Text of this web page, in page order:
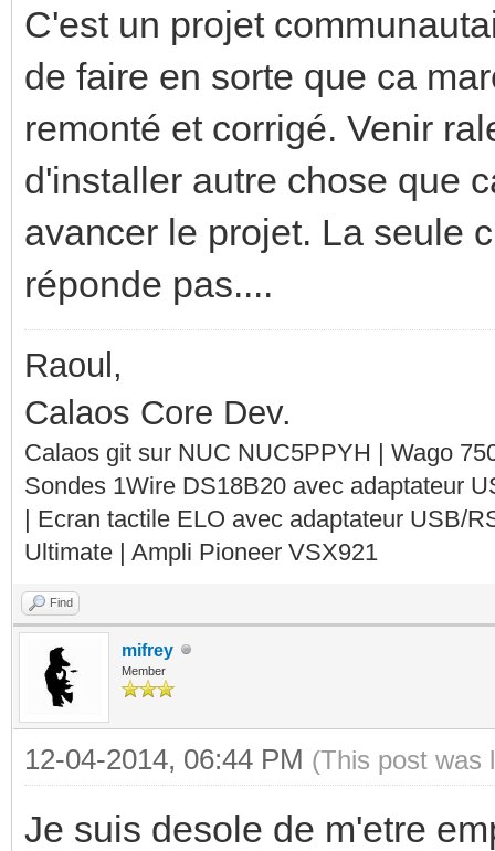
C'est un projet
de faire en sorte que ca
remonté et corrigé. Venir
d'installer autre chose que
avancer le projet. La seule
réponde pas....
Raoul,
Calaos Core Dev.
Calaos git sur NUC NUC5PPYH | Wago
Sondes 1Wire DS18B20 avec adaptateur
| Ecran tactile ELO avec adaptateur USB/
Ultimate | Ampli Pioneer VSX921
Find
mifrey
Member
12-04-2014, 06:44 PM (This post was
Je suis desole de m'etre